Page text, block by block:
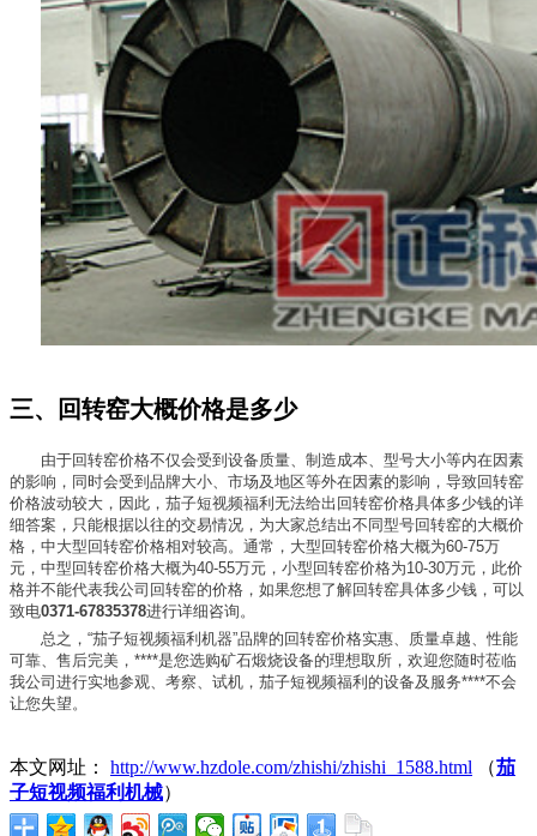
三、回转窑大概价格是多少
由于回转窑价格不仅会受到设备质量、制造成本、型号大小等内在因素
的影响，同时会受到品牌大小、市场及地区等外在因素的影响，导致回转窑
价格波动较大，因此，茄子短视频福利无法给出回转窑价格具体多少钱的详
细答案，只能根据以往的交易情况，为大家总结出不同型号回转窑的大概价
格，中大型回转窑价格相对较高。通常，大型回转窑价格大概为60-75万
元，中型回转窑价格大概为40-55万元，小型回转窑价格为10-30万元，此价
格并不能代表我公司回转窑的价格，如果您想了解回转窑具体多少钱，可以
致电0371-67835378进行详细咨询。
总之，“茄子短视频福利机器”品牌的回转窑价格实惠、质量卓越、性能
可靠、售后完美，****是您选购矿石煅烧设备的理想取所，欢迎您随时莅临
我公司进行实地参观、考察、试机，茄子短视频福利的设备及服务****不会
让您失望。
本文网址： http://www.hzdole.com/zhishi/zhishi_1588.html （茄
子短视频福利机械）